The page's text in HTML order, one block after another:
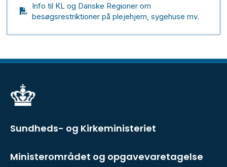
Info til KL og Danske Regioner om
besøgsrestriktioner på plejehjem, sygehuse mv.
Sundheds- og Kirkeministeriet
Ministerområdet og opgavevaretagelse